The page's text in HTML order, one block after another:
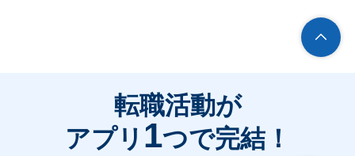
転職活動が
アプリ 1つで完結！